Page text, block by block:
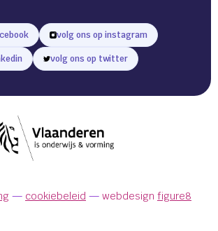
volg ons op instagram
volg ons op twitter
cookiebeleid webdesign figure8